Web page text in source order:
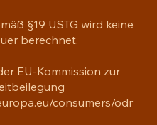
§19 USTG wird keine
berechnet.
EU-Kommission zur
consumers/odr